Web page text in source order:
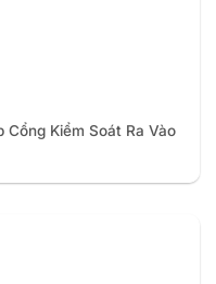
Cổng Kiểm Soát Ra Vào